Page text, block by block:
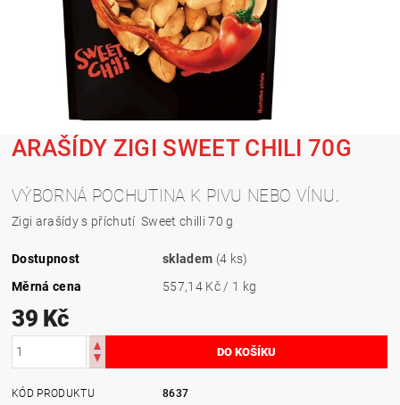
ARAŠÍDY ZIGI SWEET CHILI 70G
VÝBORNÁ POCHUTINA K PIVU NEBO VÍNU.
Zigi arašídy s příchutí Sweet chilli 70 g
Dostupnost skladem (4 ks)
Měrná cena
557,14 Kč / 1 kg
39 Kč
KÓD PRODUKTU
8637